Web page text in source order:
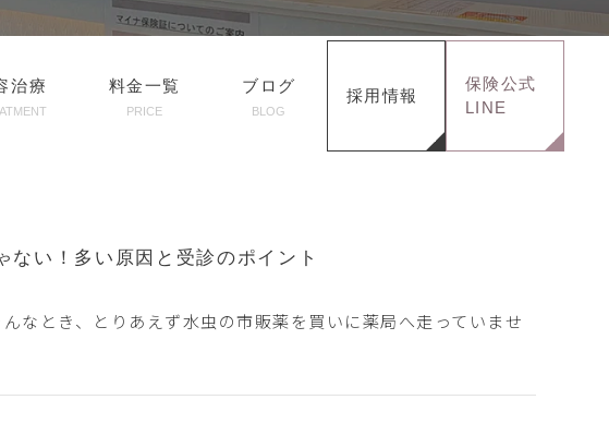
治療 料金一覧
PRICE
ブログ
BLOG
採用情報
保険公式
LINE
ない！多い原因と受診のポイント
んなとき、とりあえず水虫の市販薬を買いに薬局へ走っていませ